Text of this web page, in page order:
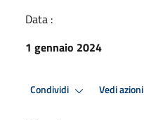
Data :
1 gennaio 2024
Condividi Vedi azioni